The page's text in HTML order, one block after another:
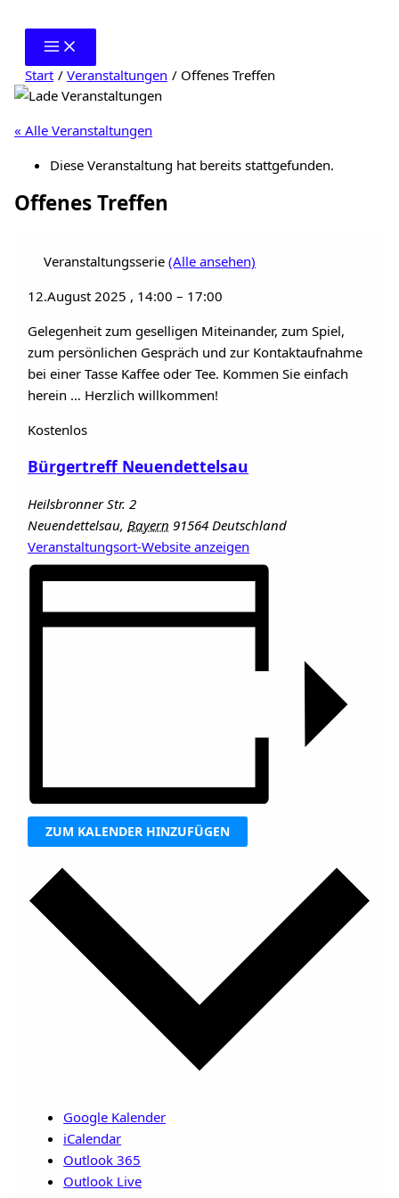
springen
Start
Veranstaltungen Offenes Treffen
« Alle Veranstaltungen
Diese Veranstaltung hat bereits stattgefunden.
Offenes Treffen
Veranstaltungsserie(Alle ansehen)
12.August 2025 , 14:00– 17:00
Gelegenheit zum geselligen Miteinander, zum Spiel,
zum persönlichen Gespräch und zur Kontaktaufnahme
bei einer Tasse Kaffee oder Tee. Kommen Sie einfach
herein … Herzlich willkommen!
Kostenlos
Bürgertreff Neuendettelsau
Heilsbronner Str. 2
Neuendettelsau, Bayern 91564 Deutschland
Veranstaltungsort-Website anzeigen
ZUM KALENDER HINZUFÜGEN
Google Kalender
iCalendar
Outlook 365
Outlook Live